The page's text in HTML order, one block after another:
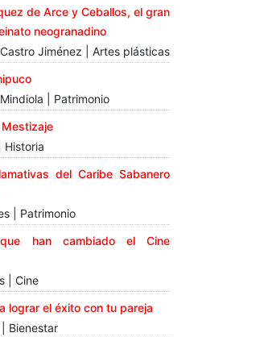
de Arce y Ceballos, el gran
neogranadino
Jiménez | Artes plásticas
| Patrimonio
Historia
del Caribe Sabanero
| Patrimonio
han cambiado el Cine
| Cine
lograr el éxito con tu pareja
Bienestar